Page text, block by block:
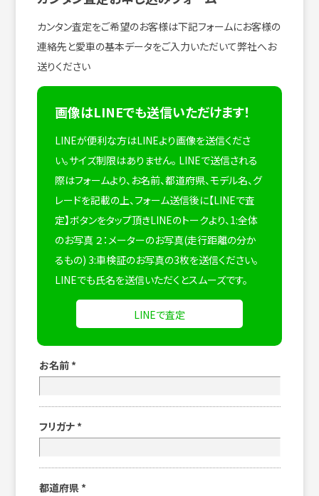
カンタン査定をご希望のお客様は下記フォームにお客様の
連絡先と愛車の基本データをご入力いただいて弊社へお
送りください
画像はLINEでも送信いただけます！
LINEが便利な方はLINEより画像を送信くださ
い。サイズ制限はありません。 LINEで送信される
際はフォームより、お名前、都道府県、モデル名、グ
レードを記載の上、フォーム送信後に【LINEで査
定】ボタンをタップ頂きLINEのトークより、1:全体
のお写真 ２：メーターのお写真(走行距離の分か
るもの) 3:車検証のお写真の3枚を送信ください。
LINEでも氏名を送信いただくとスムーズです。
LINEで査定
お名前 *
フリガナ *
都道府県 *